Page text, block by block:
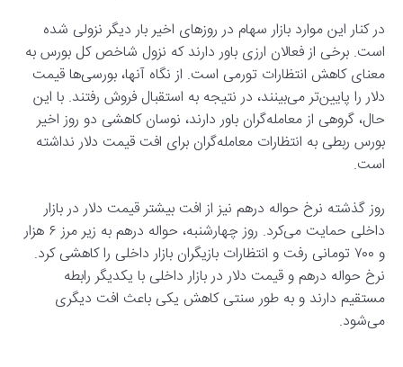
در کنار این موارد بازار سهام در روزهای اخیر بار دیگر نزولی شده
است. برخی از فعالان ارزی باور دارند که نزول شاخص کل بورس به
معنای کاهش انتظارات تورمی است. از نگاه آنها، بورسی‌ها قیمت
دلار را پایین‌تر می‌بینند، در نتیجه به استقبال فروش رفتند. با این
حال، گروهی از معامله‌گران باور دارند، نوسان کاهشی دو روز اخیر
بورس ربطی به انتظارات معامله‌گران برای افت قیمت دلار نداشته
است.
روز گذشته نرخ حواله درهم نیز از افت بیشتر قیمت دلار در بازار
داخلی حمایت می‌کرد. روز چهارشنبه، حواله درهم به زیر مرز ۶ هزار
و ۷۰۰ تومانی رفت و انتظارات بازیگران بازار داخلی را کاهشی کرد.
نرخ حواله درهم و قیمت دلار در بازار داخلی با یکدیگر رابطه
مستقیم دارند و به طور سنتی کاهش یکی باعث افت دیگری
می‌شود.